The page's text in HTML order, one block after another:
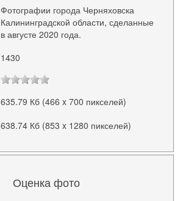
Фотографии города Черняховска
Калининградской области, сделанные
в августе 2020 года.
1430
635.79 Кб (466 x 700 пикселей)
638.74 Кб (853 x 1280 пикселей)
Оценка фото